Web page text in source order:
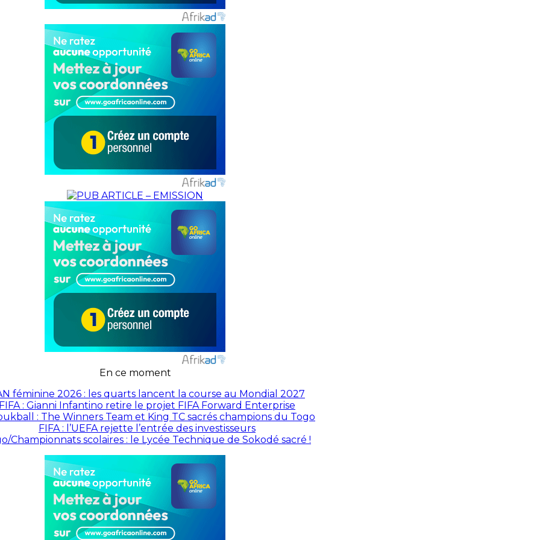
En ce moment
féminine 2026 : les quarts lancent la course au Mondial 2027
FIFA : Gianni Infantino retire le projet FIFA Forward Enterprise
: The Winners Team et King TC sacrés champions du Togo
FIFA : l’UEFA rejette l’entrée des investisseurs
Championnats scolaires : le Lycée Technique de Sokodé sacré !